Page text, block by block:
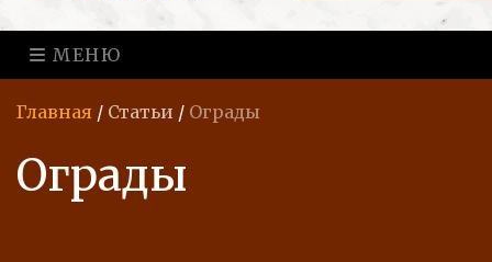
МЕНЮ
Главная / Статьи / Ограды
Ограды